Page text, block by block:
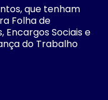
que tenham
Folha de
Encargos Sociais e
do Trabalho